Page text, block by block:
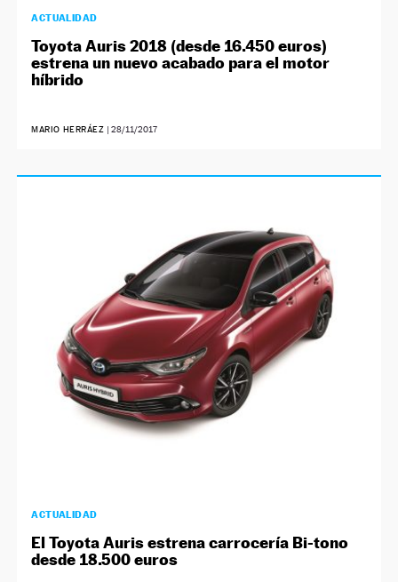
ACTUALIDAD
Toyota Auris 2018 (desde 16.450 euros)
estrena un nuevo acabado para el motor
híbrido
MARIO HERRÁEZ | 28/11/2017
ACTUALIDAD
El Toyota Auris estrena carrocería Bi-tono
desde 18.500 euros